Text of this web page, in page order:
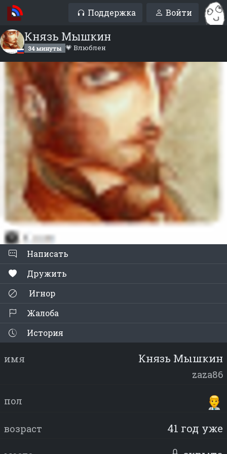
Поддержка Войти
Князь Мышкин
34 минуты 💗 Влюблен
Написать
Дружить
Игнор
Жалоба
История
имя Князь Мышкин
zaza86
пол
возраст 41 год уже